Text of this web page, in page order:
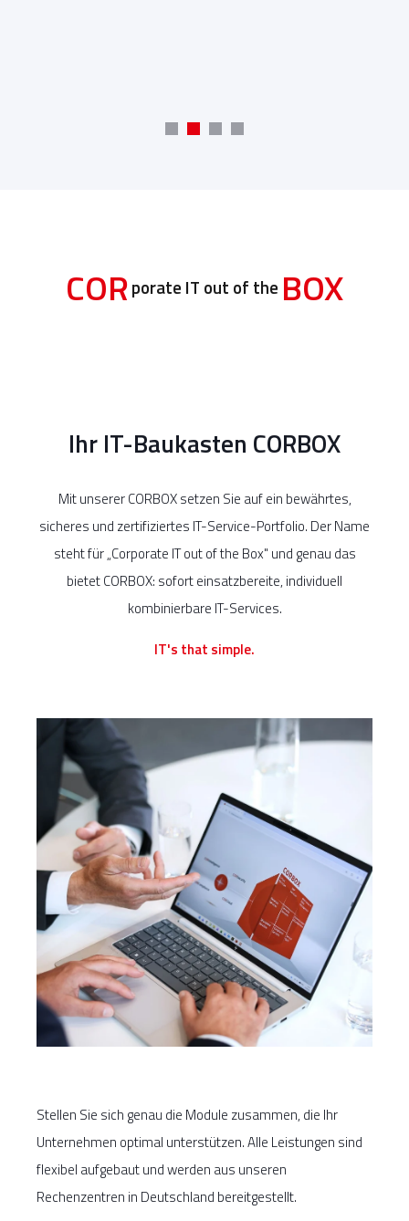
CORporate IT out of the BOX
Ihr IT-Baukasten CORBOX
Mit unserer CORBOX setzen Sie auf ein bewährtes,
sicheres und zertifiziertes IT-Service-Portfolio. Der Name
steht für „Corporate IT out of the Box" und genau das
bietet CORBOX: sofort einsatzbereite, individuell
kombinierbare IT-Services.
IT's that simple.
Stellen Sie sich genau die Module zusammen, die Ihr
Unternehmen optimal unterstützen. Alle Leistungen sind
flexibel aufgebaut und werden aus unseren
Rechenzentren in Deutschland bereitgestellt.